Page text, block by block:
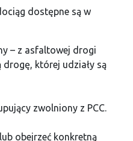
dostępne są w
– z asfaltowej drogi
której udziały są
zwolniony z PCC.
obejrzeć konkretną